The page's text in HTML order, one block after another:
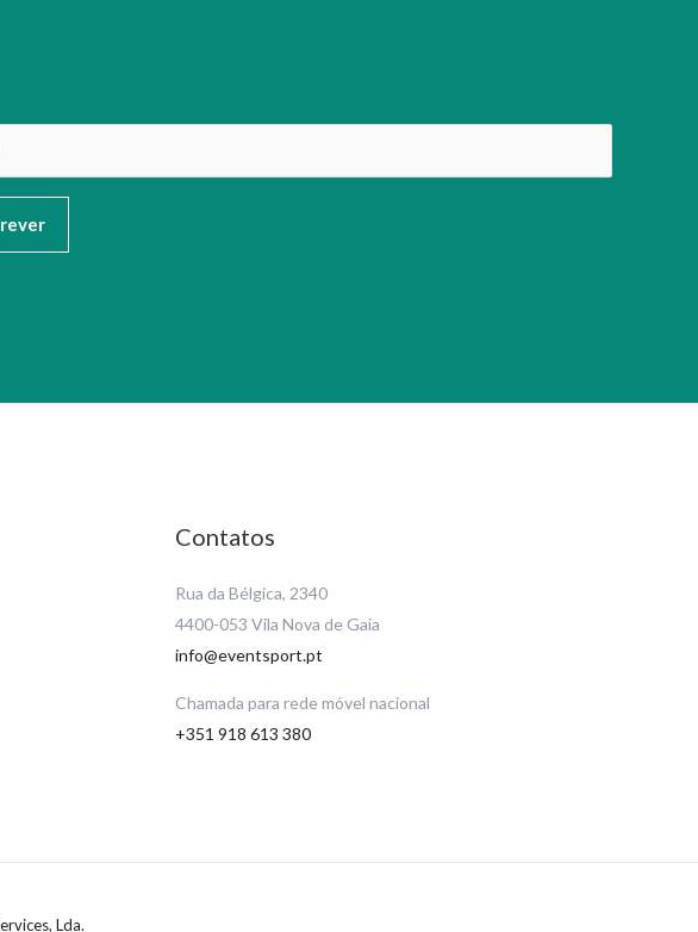
Contatos
Rua da Bélgica, 2340
4400-053 Vila Nova de Gaia
info@eventsport.pt
Chamada para rede móvel nacional
+351 918 613 380
Lda.